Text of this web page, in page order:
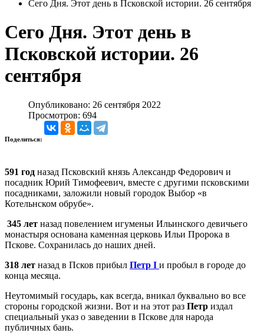
Сего Дня. Этот день в Псковской истории. 26 сентября
Сего Дня. Этот день в
Псковской истории. 26
сентября
Опубликовано: 26 сентября 2022
Просмотров: 694
Поделиться:
591 год назад Псковский князь Александр Федорович и
посадник Юрий Тимофеевич, вместе с другими псковскими
посадниками, заложили новый городок Выбор «в
Котельнском обрубе».
345 лет назад повелением игуменьи Ильинского девичьего
монастыря основана каменная церковь Ильи Пророка в
Пскове. Сохранилась до наших дней.
318 лет назад в Псков прибыл Петр I и пробыл в городе до
конца месяца.
Неутомимый государь, как всегда, вникал буквально во все
стороны городской жизни. Вот и на этот раз Петр издал
специальный указ о заведении в Пскове для народа
публичных бань.